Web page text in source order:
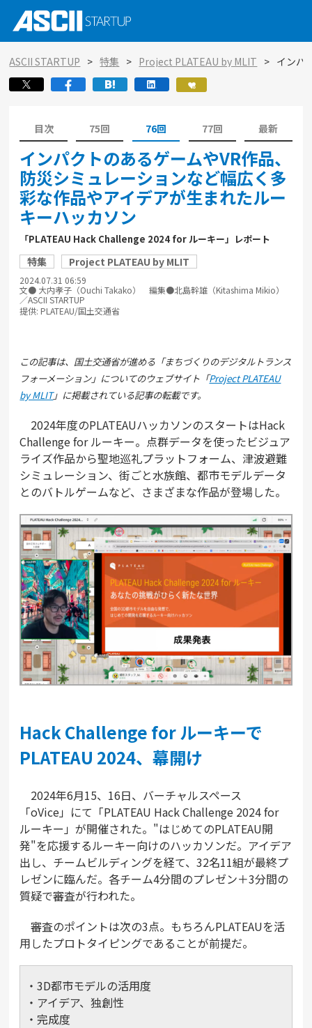
ASCII STARTUP 特集 Project PLATEAU by MLIT インパ
目次 75回 76回 77回 最新
インパクトのあるゲームやVR作品、
防災シミュレーションなど幅広く多
彩な作品やアイデアが生まれたルー
キーハッカソン
「PLATEAU Hack Challenge 2024 for ルーキー」レポート
特集 Project PLATEAU by MLIT
2024.07.31 06:59
文● 大内孝子（Ouchi Takako） 編集●北島幹雄（Kitashima Mikio）
／ASCII STARTUP
提供: PLATEAU/国土交通省
この記事は、国土交通省が進める「まちづくりのデジタルトランス
フォーメーション」についてのウェブサイト「Project PLATEAU
by MLIT」に掲載されている記事の転載です。
2024年度のPLATEAUハッカソンのスタートはHack
Challenge for ルーキー。点群データを使ったビジュア
ライズ作品から聖地巡礼プラットフォーム、津波避難
シミュレーション、街ごと水族館、都市モデルデータ
とのバトルゲームなど、さまざまな作品が登場した。
Hack Challenge for ルーキーで
PLATEAU 2024、幕開け
2024年6月15、16日、バーチャルスペース
「oVice」にて「PLATEAU Hack Challenge 2024 for
ルーキー」が開催された。"はじめてのPLATEAU開
発"を応援するルーキー向けのハッカソンだ。アイデア
出し、チームビルディングを経て、32名11組が最終プ
レゼンに臨んだ。各チーム4分間のプレゼン＋3分間の
質疑で審査が行われた。
審査のポイントは次の3点。もちろんPLATEAUを活
用したプロトタイピングであることが前提だ。
・3D都市モデルの活用度
・アイデア、独創性
・完成度